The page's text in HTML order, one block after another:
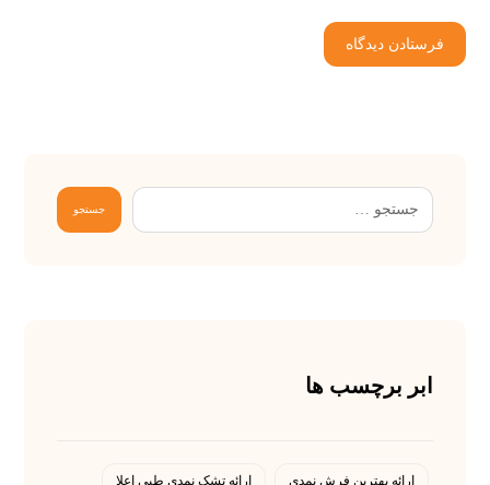
ابر برچسب ها
ارائه بهترین فرش نمدی ارائه تشک نمدی طبی اعلا